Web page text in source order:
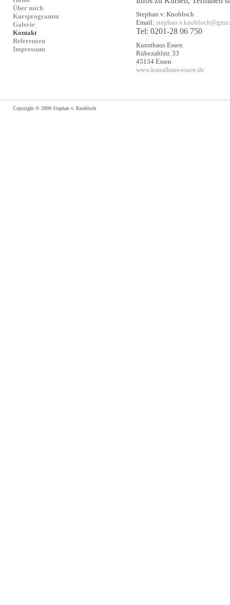
Über mich
Kursprogramm
Galerie
Kontakt
Referenzen
Impressum
Stephan v. Knobloch
Email:
Tel: 0201-28 06 750
Kunsthaus Essen
Rübezahlstr. 33
45134 Essen
www.kunsthaus-essen.de
Copyright © 2009 Stephan v. Knobloch